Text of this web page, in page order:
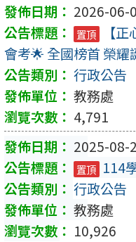
2026-06-
置頂
【
會考🌟 全國榜首 榮耀
行政公告
教務處
4,791
2025-08-
置頂 114
行政公告
教務處
10,926